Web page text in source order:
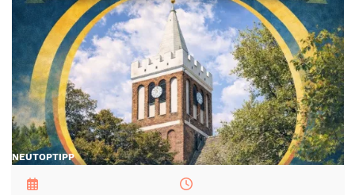
NEUTOPTIPP